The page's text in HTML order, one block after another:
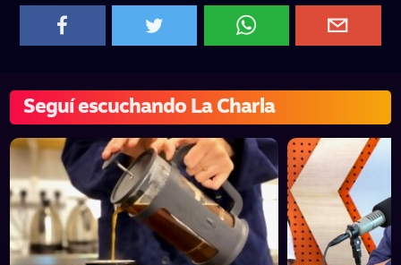
Seguí escuchando La Charla